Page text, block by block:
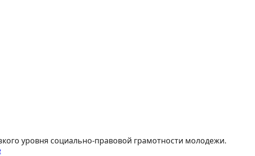
уровня социально-правовой грамотности молодежи.